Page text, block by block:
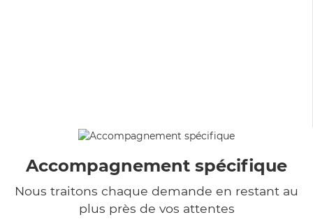
Accompagnement spécifique
Nous traitons chaque demande en restant au
plus près de vos attentes